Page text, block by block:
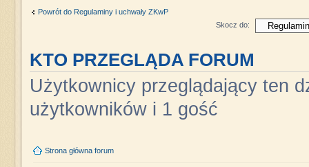
Powrót do Regulaminy i uchwały ZKwP
Skocz do:
KTO PRZEGLĄDA FORUM
Użytkownicy przeglądający ten
użytkowników i 1 gość
Strona główna forum